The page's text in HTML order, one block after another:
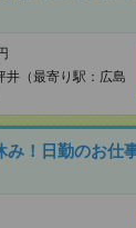
井（最寄り駅：広島
！日勤のお仕